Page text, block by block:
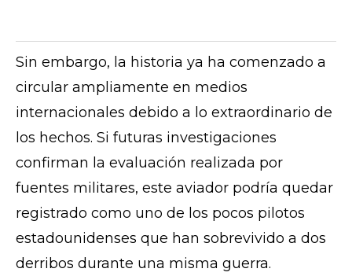
Sin embargo, la historia ya ha comenzado a
circular ampliamente en medios
internacionales debido a lo extraordinario de
los hechos. Si futuras investigaciones
confirman la evaluación realizada por
fuentes militares, este aviador podría quedar
registrado como uno de los pocos pilotos
estadounidenses que han sobrevivido a dos
derribos durante una misma guerra.